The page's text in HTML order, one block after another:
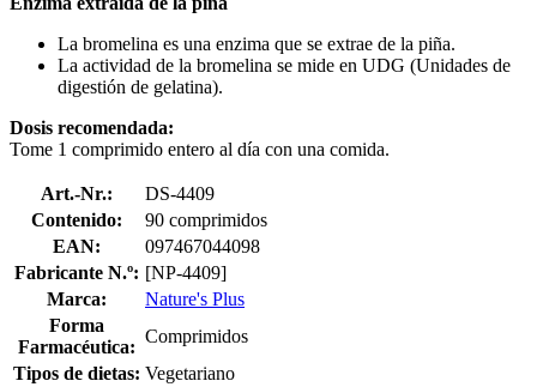
La bromelina es una enzima que se extrae de la piña.
La actividad de la bromelina se mide en UDG (Unidades de
digestión de gelatina).
Dosis recomendada:
Tome 1 comprimido entero al día con una comida.
Art.-Nr.:
DS-4409
Contenido:
90 comprimidos
EAN:
097467044098
Fabricante N.º: [NP-4409]
Marca:
Nature's Plus
Forma
Farmacéutica:
Comprimidos
Tipos de dietas: Vegetariano